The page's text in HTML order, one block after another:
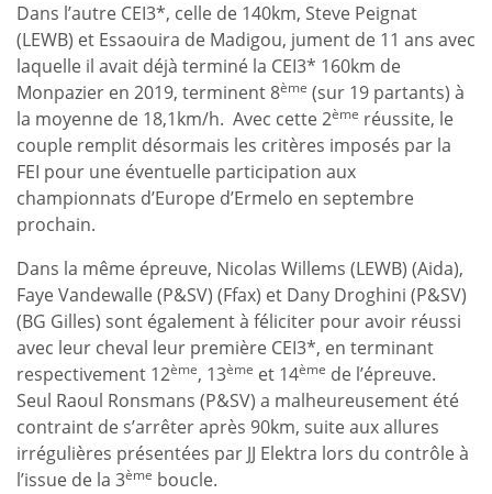
Dans l’autre CEI3*, celle de 140km, Steve Peignat
(LEWB) et Essaouira de Madigou, jument de 11 ans avec
laquelle il avait déjà terminé la CEI3* 160km de
Monpazier en 2019, terminent 8ème (sur 19 partants) à
la moyenne de 18,1km/h. Avec cette 2ème réussite, le
couple remplit désormais les critères imposés par la
FEI pour une éventuelle participation aux
championnats d’Europe d’Ermelo en septembre
prochain.
Dans la même épreuve, Nicolas Willems (LEWB) (Aida),
Faye Vandewalle (P&SV) (Ffax) et Dany Droghini (P&SV)
(BG Gilles) sont également à féliciter pour avoir réussi
avec leur cheval leur première CEI3*, en terminant
respectivement 12ème, 13ème et 14ème de l’épreuve.
Seul Raoul Ronsmans (P&SV) a malheureusement été
contraint de s’arrêter après 90km, suite aux allures
irrégulières présentées par JJ Elektra lors du contrôle à
l’issue de la 3ème boucle.